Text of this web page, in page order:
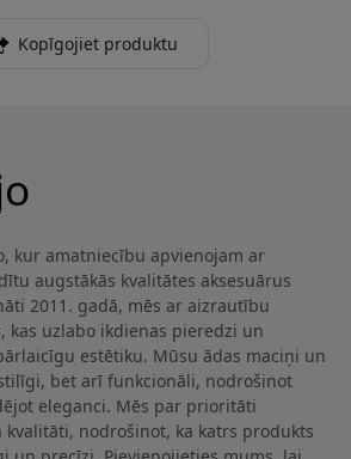
Kopīgojiet produktu
kur amatniecību apvienojam ar
augstākās kvalitātes aksesuārus
2011. gadā, mēs ar aizrautību
kas uzlabo ikdienas pieredzi un
estētiku. Mūsu ādas maciņi un
bet arī funkcionāli, nodrošinot
eleganci. Mēs par prioritāti
nodrošinot, ka katrs produkts